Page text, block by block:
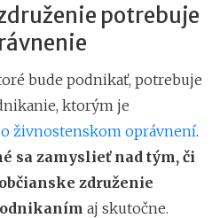
potrebuje
bude podnikať, potrebuje
ktorým je
živnostenskom oprávnení.
sa zamyslieť nad tým, či
združenie
aj skutočne.